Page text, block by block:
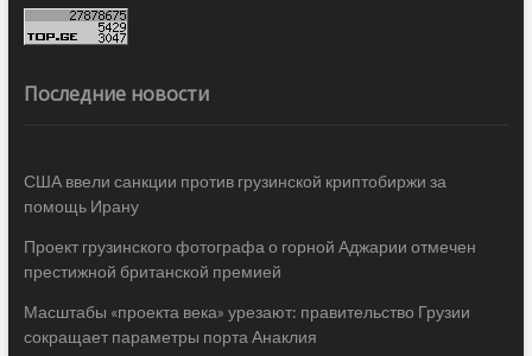
Последние новости
США ввели санкции против грузинской криптобиржи за
помощь Ирану
Проект грузинского фотографа о горной Аджарии отмечен
престижной британской премией
Масштабы «проекта века» урезают: правительство Грузии
сокращает параметры порта Анаклия